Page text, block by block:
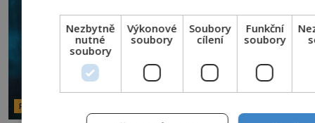
PARANORMÁLNÍ JEVY
Nezbytně
nutné
soubory
Výkonové
soubory
Soubory
cílení
Funkční
soubory